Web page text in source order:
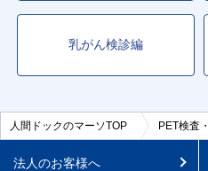
乳がん検診編
人間ドックのマーソTOP PET検査
法人のお客様へ